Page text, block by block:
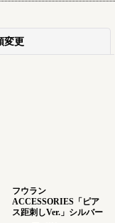
変更
フウラン
ACCESSORIES「ピア
ス距刺しVer.」シルバー